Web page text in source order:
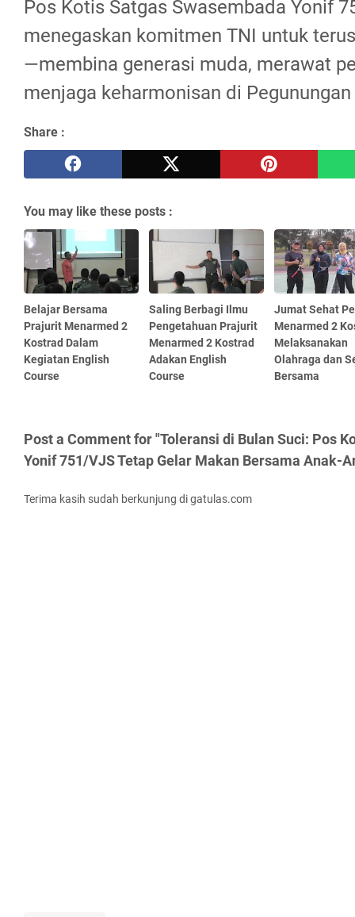
Pos Kotis Satgas Swasembada Yonif
menegaskan komitmen TNI untuk
—membina generasi muda, merawat
menjaga keharmonisan di
Share :
You may like these posts :
Belajar Bersama
Prajurit Menarmed 2
Kostrad Dalam
Kegiatan English
Course
Saling Berbagi Ilmu
Pengetahuan Prajurit
Menarmed 2 Kostrad
Adakan English
Course
Jumat Sehat
Menarmed 2
Melaksanakan
Olahraga dan
Bersama
Post a Comment for "Toleransi di Bulan Suci: Pos
Yonif 751/VJS Tetap Gelar Makan Bersama Anak-
Terima kasih sudah berkunjung di gatulas.com